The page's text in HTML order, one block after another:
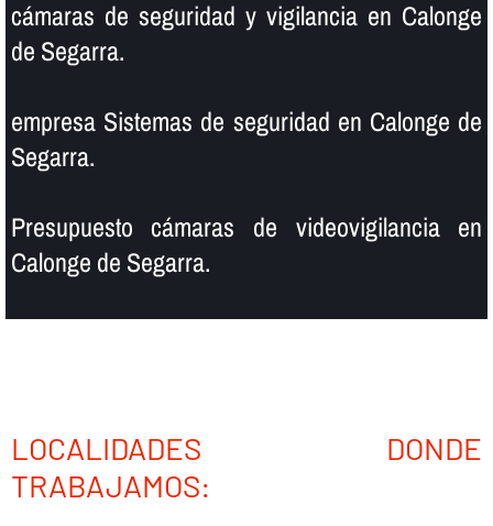
cámaras de seguridad y vigilancia en Calonge
de Segarra.
empresa Sistemas de seguridad en Calonge de
Segarra.
Presupuesto cámaras de videovigilancia en
Calonge de Segarra.
LOCALIDADES DONDE
TRABAJAMOS: